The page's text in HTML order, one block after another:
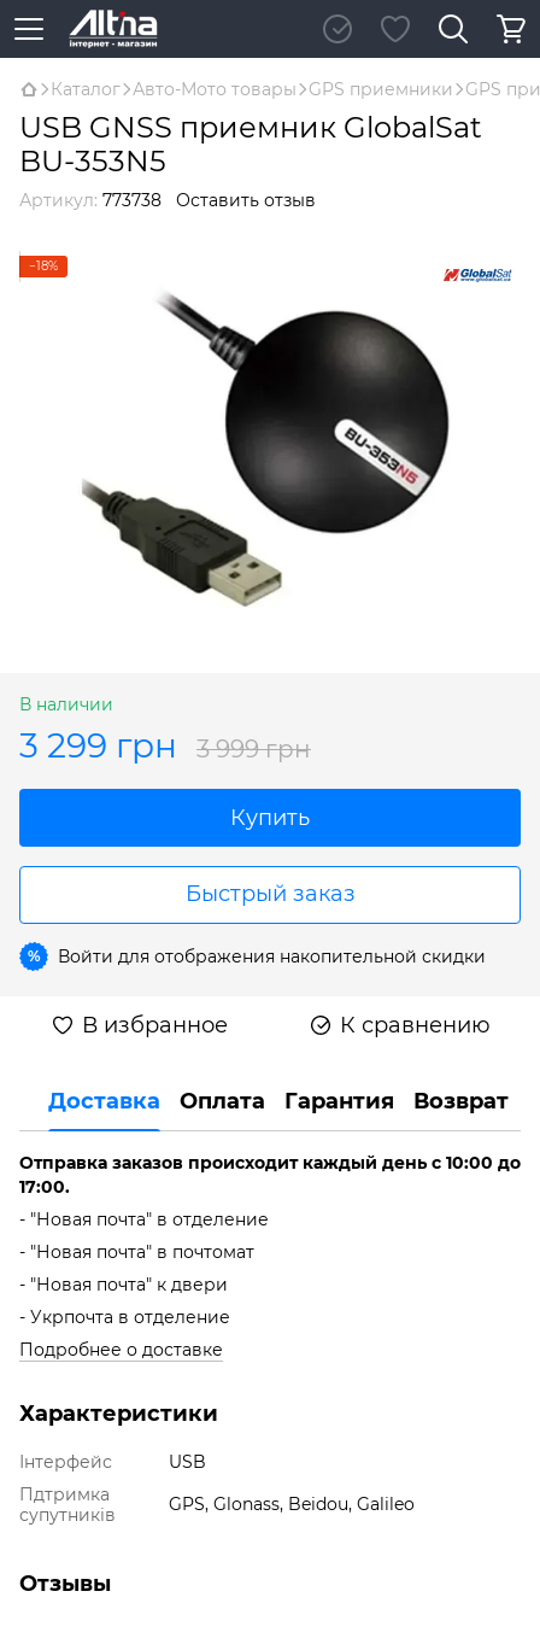
Каталог Авто-Мото товары GPS приемники GPS
USB GNSS приемник GlobalSat
BU-353N5
Артикул: 773738 Оставить отзыв
−18%
В наличии
3 299 грн 3 999 грн
Купить
Быстрый заказ
% Войти для отображения накопительной скидки
В избранное К сравнению
Доставка Оплата Гарантия Возврат
Отправка заказов происходит каждый день с 10:00 до
17:00.
- "Новая почта" в отделение
- "Новая почта" в почтомат
- "Новая почта" к двери
- Укрпочта в отделение
Подробнее о доставке
Характеристики
Інтерфейс
USB
Пдтримка
супутників
GPS, Glonass, Beidou, Galileo
Отзывы